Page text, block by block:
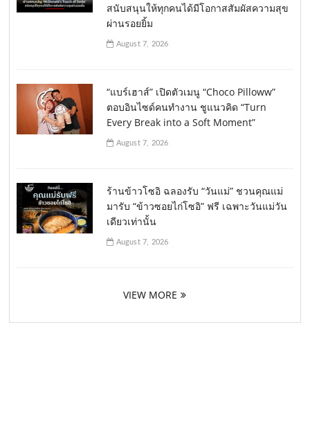
สนับสนุนให้ทุกคนได้มีโอกาสสัมผัสความสุข
ผ่านรอยยิ้ม
August 7, 2026
“แบร์เฮาส์” เปิดตัวเมนู “Choco Pilloww”
ตอบอินไซด์คนทำงาน ชูแนวคิด “Turn
Every Break into a Soft Moment”
August 7, 2026
ร้านข้าวโซอิ ฉลองรับ “วันแม่” ชวนคุณแม่
มารับ “ข้าวซอยไก่โซอิ” ฟรี เฉพาะวันแม่วัน
เดียวเท่านั้น
August 7, 2026
VIEW MORE